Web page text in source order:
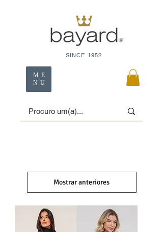
ME
NU
SINCE 1952
Mostrar anteriores